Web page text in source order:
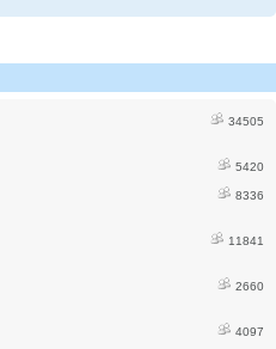
34505
5420
8336
11841
2660
4097